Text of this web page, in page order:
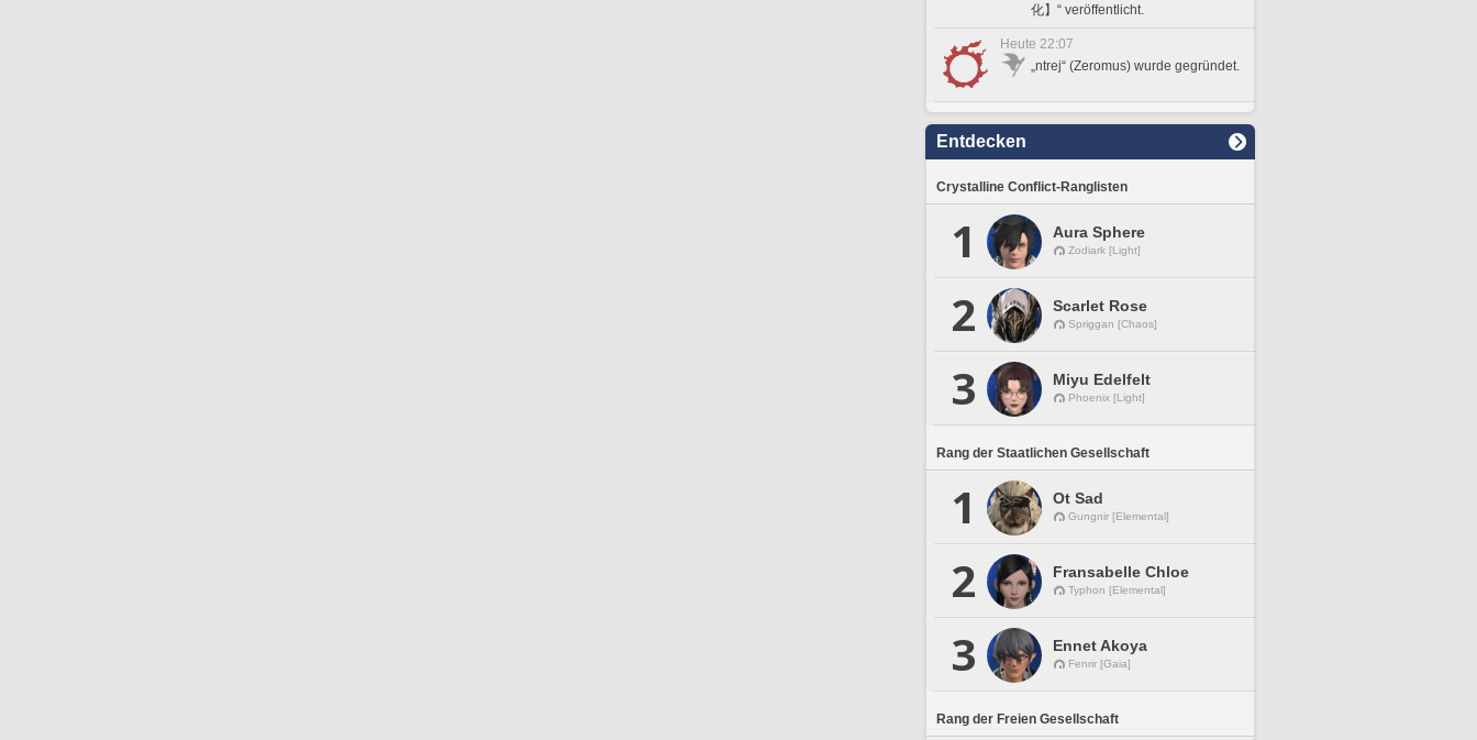
化】“ veröffentlicht.
Heute 22:07
„ntrej“ (Zeromus) wurde gegründet.
Entdecken
Crystalline Conflict-Ranglisten
1 Aura Sphere
Zodiark [Light]
2 Scarlet Rose
Spriggan [Chaos]
3 Miyu Edelfelt
Phoenix [Light]
Rang der Staatlichen Gesellschaft
1 Ot Sad
Gungnir [Elemental]
2 Fransabelle Chloe
Typhon [Elemental]
3 Ennet Akoya
Fenrir [Gaia]
Rang der Freien Gesellschaft